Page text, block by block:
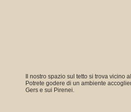
Il nostro spazio sul tetto si trova vicino
Potrete godere di un ambiente
Gers e sui Pirenei.